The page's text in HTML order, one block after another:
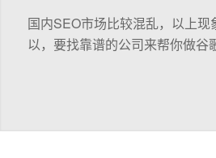
国内SEO市场比较混乱，以上现
以，要找靠谱的公司来帮你做谷